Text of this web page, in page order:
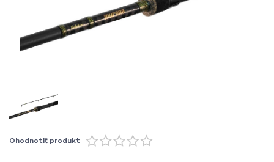
Ohodnotiť produkt